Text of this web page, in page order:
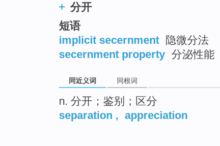
分开
短语
implicit secernment
隐微分法
secernment property 分泌性能
同近义词 同根词
n. 分开；鉴别；区分
separation , appreciation